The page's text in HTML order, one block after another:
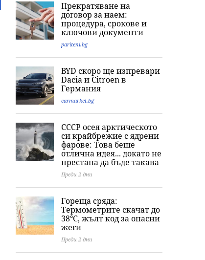
Прекратяване на
договор за наем:
процедура, срокове и
ключови документи
pariteni.bg
BYD скоро ще изпревари
Dacia и Citroеn в
Германия
carmarket.bg
СССР осея арктическото
си крайбрежие с ядрени
фарове: Това беше
отлична идея... докато не
престана да бъде такава
Преди 2 дни
Гореща сряда:
Термометрите скачат до
38°C, жълт код за опасни
жеги
Преди 2 дни